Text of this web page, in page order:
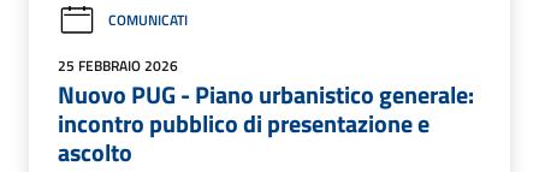
COMUNICATI
25 FEBBRAIO 2026
Nuovo PUG - Piano urbanistico generale:
incontro pubblico di presentazione e
ascolto